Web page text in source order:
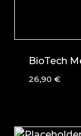
BioTech
26,90 €